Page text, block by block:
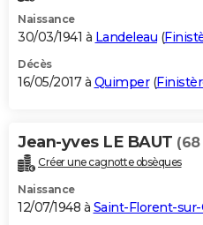
Naissance
30/03/1941 à Landeleau (
Décès
16/05/2017 à Quimper(
Jean-yves LE BAUT (68
Créer une cagnotte obsèques
Naissance
12/07/1948 à Saint-Florent-